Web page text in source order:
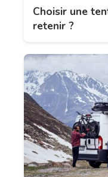
Choisir une
retenir ?